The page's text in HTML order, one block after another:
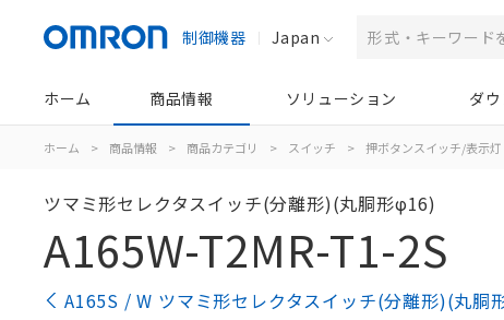
制御機器 Japan
ホーム 商品情報 ソリューション ダ
ホーム > 商品情報 > 商品カテゴリ > スイッチ > 押ボタンスイッチ/表示灯
ツマミ形セレクタスイッチ(分離形)(丸胴形φ16)
A165W-T2MR-T1-2S
A165S / W ツマミ形セレクタスイッチ(分離形)(丸胴